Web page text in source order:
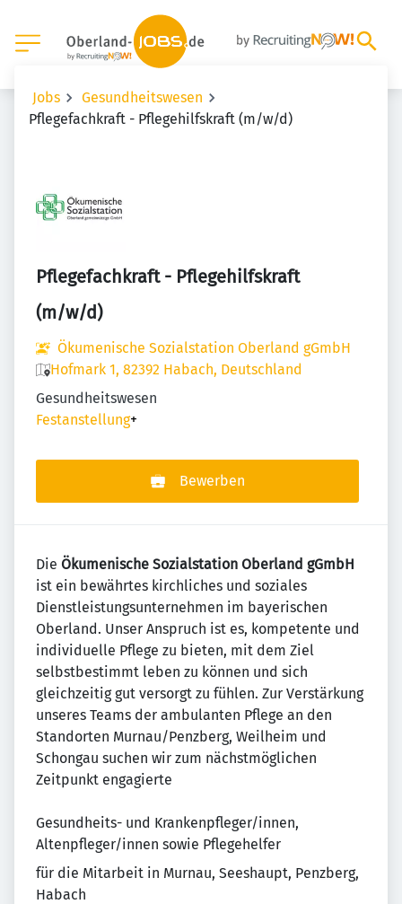
Jobs
Gesundheitswesen
Pflegefachkraft - Pflegehilfskraft (m/w/d)
Pflegefachkraft - Pflegehilfskraft
(m/w/d)
Ökumenische Sozialstation Oberland gGmbH
Hofmark 1, 82392 Habach, Deutschland
Gesundheitswesen
Festanstellung+
Bewerben
Die Ökumenische Sozialstation Oberland gGmbH
ist ein bewährtes kirchliches und soziales
Dienstleistungsunternehmen im bayerischen
Oberland. Unser Anspruch ist es, kompetente und
individuelle Pflege zu bieten, mit dem Ziel
selbstbestimmt leben zu können und sich
gleichzeitig gut versorgt zu fühlen. Zur Verstärkung
unseres Teams der ambulanten Pflege an den
Standorten Murnau/Penzberg, Weilheim und
Schongau suchen wir zum nächstmöglichen
Zeitpunkt engagierte
Gesundheits- und Krankenpfleger/innen,
Altenpfleger/innen sowie Pflegehelfer
für die Mitarbeit in Murnau, Seeshaupt, Penzberg,
Habach